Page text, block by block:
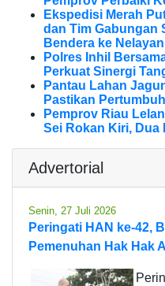
Ekspedisi Merah
dan Tim Gabungan
Bendera ke Nelayan
Polres Inhil
Perkuat Sinergi
Pantau Lahan
Pastikan
Pemprov Riau
Sei Rokan Kiri, Dua
Advertorial
Senin, 27 Juli 2026
Peringati HAN ke-42,
Pemenuhan Hak Hak